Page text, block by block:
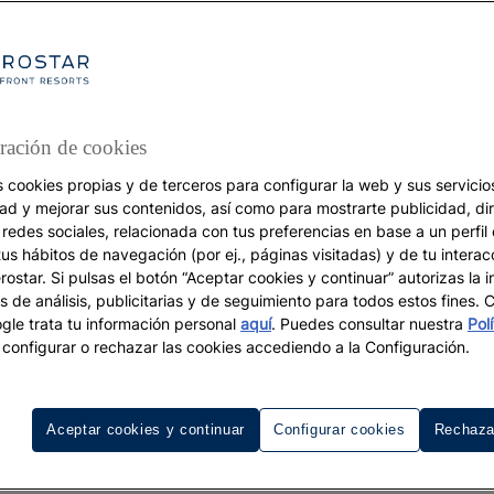
SOSTENIBILIDAD
Turismo sostenible
tendencias
por razones ecológicas y por cuestiones de RSC
vez más valoran los clientes.
de cookies
cookies propias y de terceros para configurar la web y sus
y mejorar sus contenidos, así como para mostrarte publicidad,
sociales, relacionada con tus preferencias en base a un perfil
hábitos de navegación (por ej., páginas visitadas) y de tu
Si pulsas el botón “Aceptar cookies y continuar” autorizas la
de análisis, publicitarias y de seguimiento para todos estos fines.
trata tu información personal aquí. Puedes consultar nuestra
o rechazar las cookies accediendo a la Configuración.
Configurar cookies
Aceptar cookies y continuar